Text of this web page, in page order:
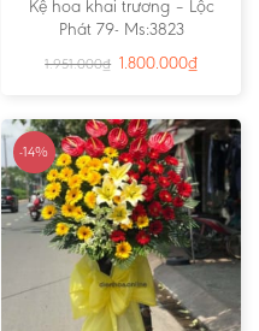
Kệ hoa khai trương – Lộc
Phát 79- Ms:3823
1.951.000₫ 1.800.000₫
-14%